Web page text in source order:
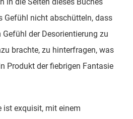
Gefühl nicht abschütteln, dass
Gefühl der Desorientierung zu
brachte, zu hinterfragen, was
Produkt der fiebrigen Fantasie
ist exquisit, mit einem